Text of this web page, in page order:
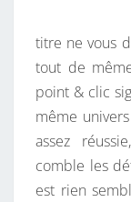
titre ne vous
tout de
point & clic
même
assez
comble les
est rien